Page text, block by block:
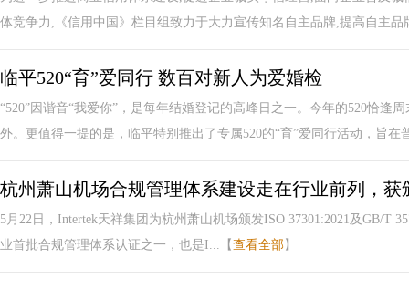
体竞争力,《信用中国》栏目组致力于大力宣传知名自主品牌,提高自主品
临平520“育”爱同行 数百对新人为爱婚检
“520”因谐音“我爱你”，是每年结婚登记的高峰日之一。今年的520恰逢
外。更值得一提的是，临平特别推出了专属520的“育”爱同行活动，旨在
杭州萧山机场合规管理体系建设走在行业前列，获
5月22日，Intertek天祥集团为杭州萧山机场颁发ISO 37301:2021及GB/T
业首批合规管理体系认证之一，也是I...【 查看全部 】